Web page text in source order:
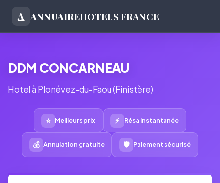
A ANNUAIREHOTELS FRANCE
DDM CONCARNEAU
Hotel à Plonévez-du-Faou (Finistère)
⭐ Meilleurs prix ⚡ Résa instantanée
💰 Annulation gratuite 🛡 Paiement sécurisé